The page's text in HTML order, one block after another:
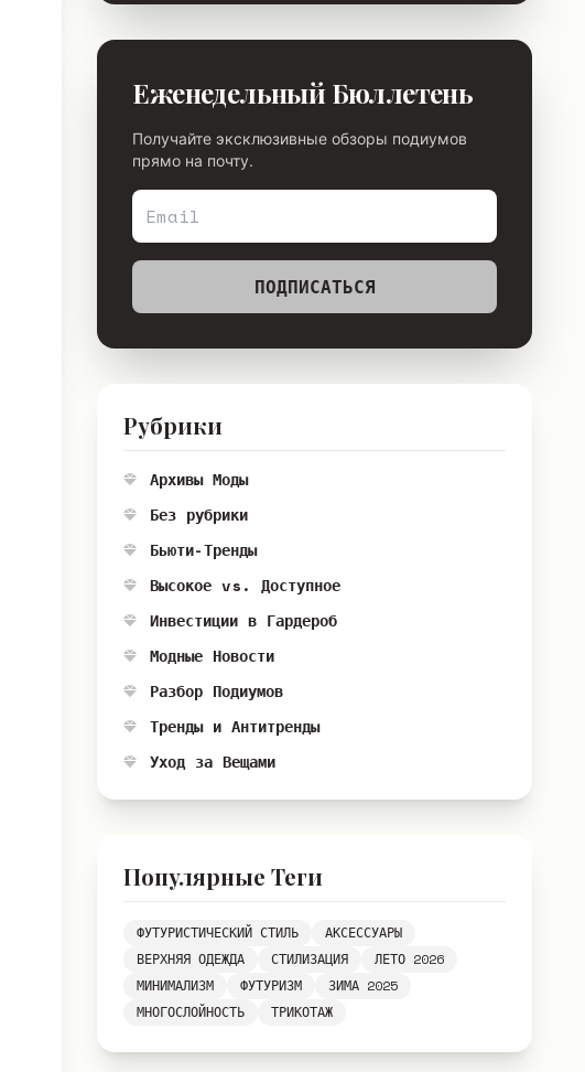
Еженедельный Бюллетень
Получайте эксклюзивные обзоры подиумов
прямо на почту.
ПОДПИСАТЬСЯ
Рубрики
Архивы Моды
Без рубрики
Бьюти-Тренды
Высокое vs. Доступное
Инвестиции в Гардероб
Модные Новости
Разбор Подиумов
Тренды и Антитренды
Уход за Вещами
Популярные Теги
ФУТУРИСТИЧЕСКИЙ СТИЛЬ
АКСЕССУАРЫ
ВЕРХНЯЯ ОДЕЖДА
СТИЛИЗАЦИЯ
ЛЕТО 2026
МИНИМАЛИЗМ
ФУТУРИЗМ
ЗИМА 2025
МНОГОСЛОЙНОСТЬ
ТРИКОТАЖ